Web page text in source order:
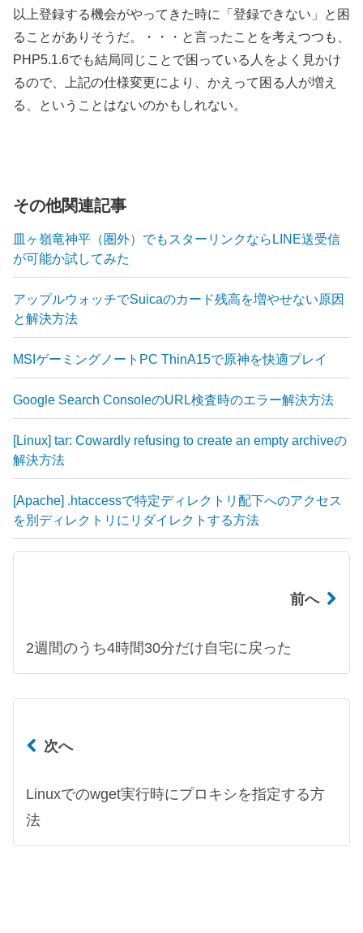
以上登録する機会がやってきた時に「登録できない」と困
ることがありそうだ。・・・と言ったことを考えつつも、
PHP5.1.6でも結局同じことで困っている人をよく見かけ
るので、上記の仕様変更により、かえって困る人が増え
る、ということはないのかもしれない。
その他関連記事
皿ヶ嶺竜神平（圏外）でもスターリンクならLINE送受信
が可能か試してみた
アップルウォッチでSuicaのカード残高を増やせない原因
と解決方法
MSIゲーミングノートPC ThinA15で原神を快適プレイ
Google Search ConsoleのURL検査時のエラー解決方法
[Linux] tar: Cowardly refusing to create an empty archiveの
解決方法
[Apache] .htaccessで特定ディレクトリ配下へのアクセス
を別ディレクトリにリダイレクトする方法
前へ
2週間のうち4時間30分だけ自宅に戻った
次へ
Linuxでのwget実行時にプロキシを指定する方
法